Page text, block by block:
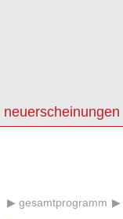
neuerscheinungen
gesamtprogramm